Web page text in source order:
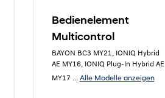
Bedienelement
Multicontrol
BAYON BC3 MY21, IONIQ Hybrid
AE MY16, IONIQ Plug-In Hybrid AE
MY17 ... Alle Modelle anzeigen